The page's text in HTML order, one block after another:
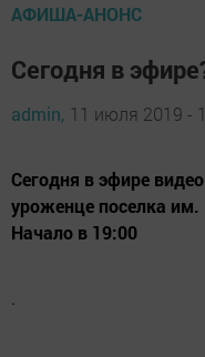
АФИША-АНОНС
Сегодня в
admin, 11 июля 2019 -
Сегодня в эфире
уроженце поселка
Начало в 19:00
.